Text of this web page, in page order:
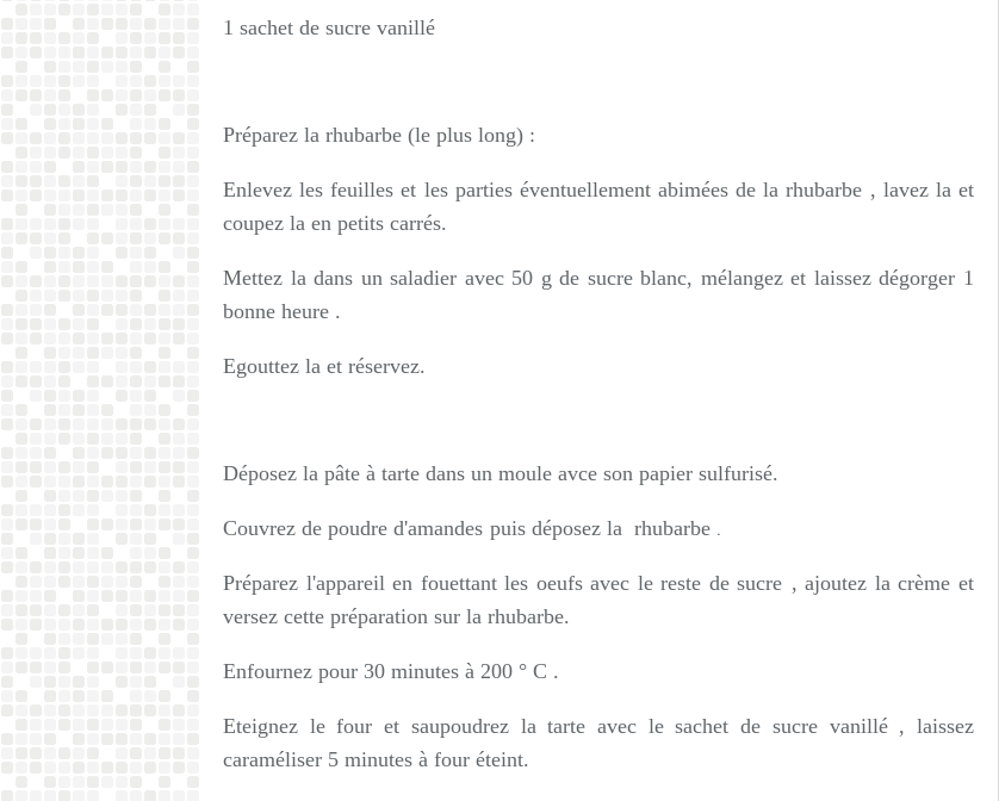
1 sachet de sucre vanillé
Préparez la rhubarbe (le plus long) :
Enlevez les feuilles et les parties éventuellement abimées de la rhubarbe , lavez la et
coupez la en petits carrés.
Mettez la dans un saladier avec 50 g de sucre blanc, mélangez et laissez dégorger 1
bonne heure .
Egouttez la et réservez.
Déposez la pâte à tarte dans un moule avce son papier sulfurisé.
Couvrez de poudre d'amandes puis déposez la rhubarbe .
Préparez l'appareil en fouettant les oeufs avec le reste de sucre , ajoutez la crème et
versez cette préparation sur la rhubarbe.
Enfournez pour 30 minutes à 200 ° C .
Eteignez le four et saupoudrez la tarte avec le sachet de sucre vanillé , laissez
caraméliser 5 minutes à four éteint.